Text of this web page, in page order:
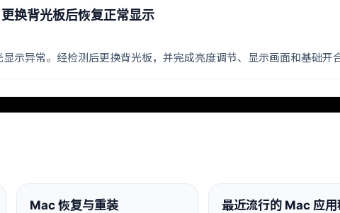
换背光板后恢复正常显示
示异常。经检测后更换背光板，并完成亮度调节、显示画面和基础开
Mac 恢复与重装
最近流行的 Mac 应用